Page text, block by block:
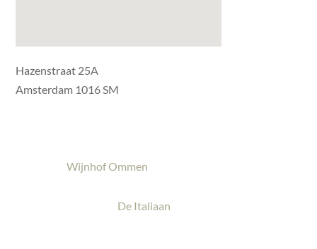
Hazenstraat 25A
Amsterdam 1016 SM
Wijnhof Ommen
De Italiaan